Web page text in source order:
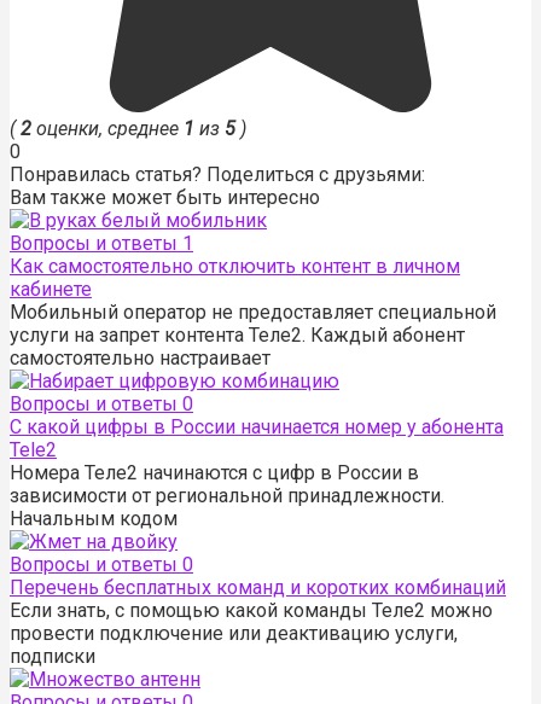
(2 оценки, среднее 1 из 5)
0
Понравилась статья? Поделиться с друзьями:
Вам также может быть интересно
Вопросы и ответы 1
Как самостоятельно отключить контент в личном
кабинете
Мобильный оператор не предоставляет специальной
услуги на запрет контента Теле2. Каждый абонент
самостоятельно настраивает
Вопросы и ответы 0
С какой цифры в России начинается номер у абонента
Tele2
Номера Теле2 начинаются с цифр в России в
зависимости от региональной принадлежности.
Начальным кодом
Вопросы и ответы 0
Перечень бесплатных команд и коротких комбинаций
Если знать, с помощью какой команды Теле2 можно
провести подключение или деактивацию услуги,
подписки